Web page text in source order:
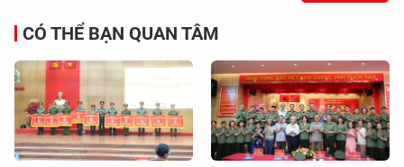
CÓ THỂ BẠN QUAN TÂM